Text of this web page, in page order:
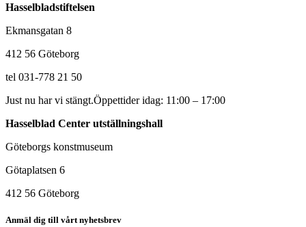
Hasselbladstiftelsen
Ekmansgatan 8
412 56 Göteborg
tel 031-778 21 50
Just nu har vi stängt.Öppettider idag: 11:00 – 17:00
Hasselblad Center utställningshall
Göteborgs konstmuseum
Götaplatsen 6
412 56 Göteborg
Anmäl dig till vårt nyhetsbrev